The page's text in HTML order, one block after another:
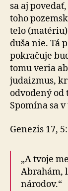
sa aj
toho
telo
duša nie. Tá
pokračuje
tomu veria
judaizmus,
odvodený od
Spomína sa
Genezis 17, 5:
„A tvoje
Abrahám,
národov.“